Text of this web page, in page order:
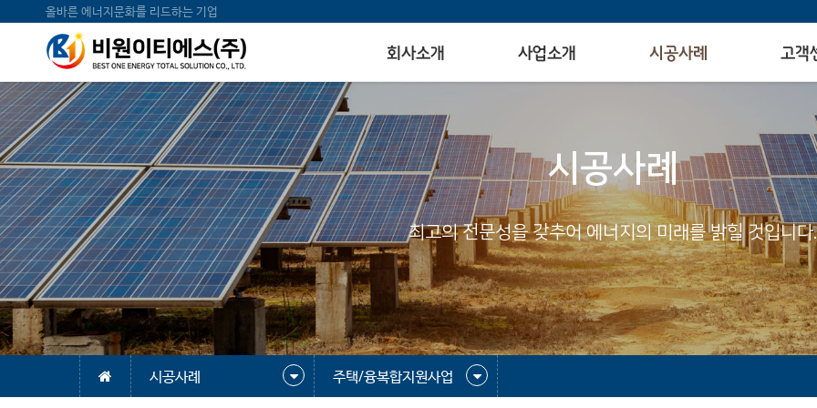
올바른 에너지문화를 리드하는 기업
회사소개 사업소개 시공사례 고객
시공사례
최고의 전문성을 갖추어 에너지의 미래를 밝힐 것입니다.
시공사례 주택/융복합지원사업